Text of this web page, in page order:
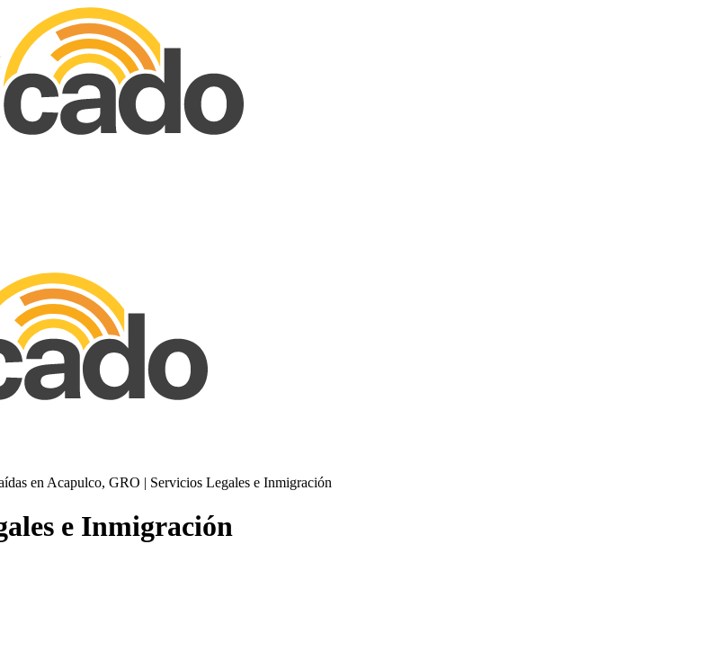
en Acapulco, GRO | Servicios Legales e Inmigración
e Inmigración